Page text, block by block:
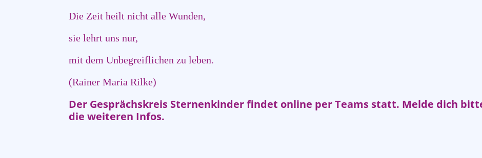
Die Zeit heilt nicht alle Wunden,
sie lehrt uns nur,
mit dem Unbegreiflichen zu leben.
(Rainer Maria Rilke)
Der Gesprächskreis Sternenkinder findet online per Teams statt. Melde dich
die weiteren Infos.